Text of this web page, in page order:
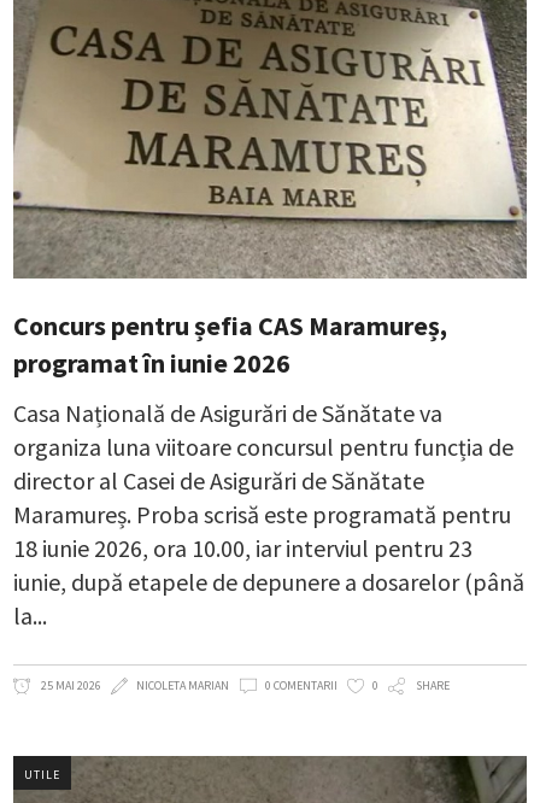
Concurs pentru șefia CAS Maramureș,
programat în iunie 2026
Casa Națională de Asigurări de Sănătate va
organiza luna viitoare concursul pentru funcția de
director al Casei de Asigurări de Sănătate
Maramureș. Proba scrisă este programată pentru
18 iunie 2026, ora 10.00, iar interviul pentru 23
iunie, după etapele de depunere a dosarelor (până
la
25 MAI 2026 NICOLETA MARIAN 0 COMENTARII 0 SHARE
UTILE